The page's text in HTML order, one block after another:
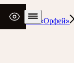
музыки «Орфей»